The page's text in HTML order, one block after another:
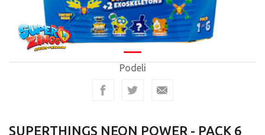
Podeli
SUPERTHINGS NEON POWER - PACK 6